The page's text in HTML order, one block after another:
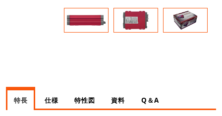
特長 仕様 特性図 資料 Q＆A